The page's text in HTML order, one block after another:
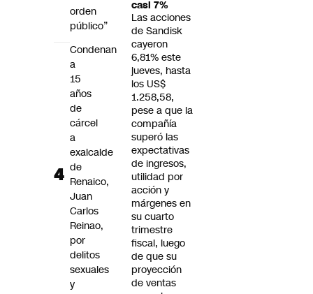
casi 7%
Las acciones
de Sandisk
cayeron
6,81% este
jueves, hasta
los US$
1.258,58,
pese a que la
compañía
superó las
expectativas
de ingresos,
utilidad por
acción y
márgenes en
su cuarto
trimestre
fiscal, luego
de que su
proyección
de ventas
orden
público”
Condenan
a
15
años
de
cárcel
a
exalcalde
de
Renaico,
Juan
Carlos
Reinao,
por
delitos
sexuales
y